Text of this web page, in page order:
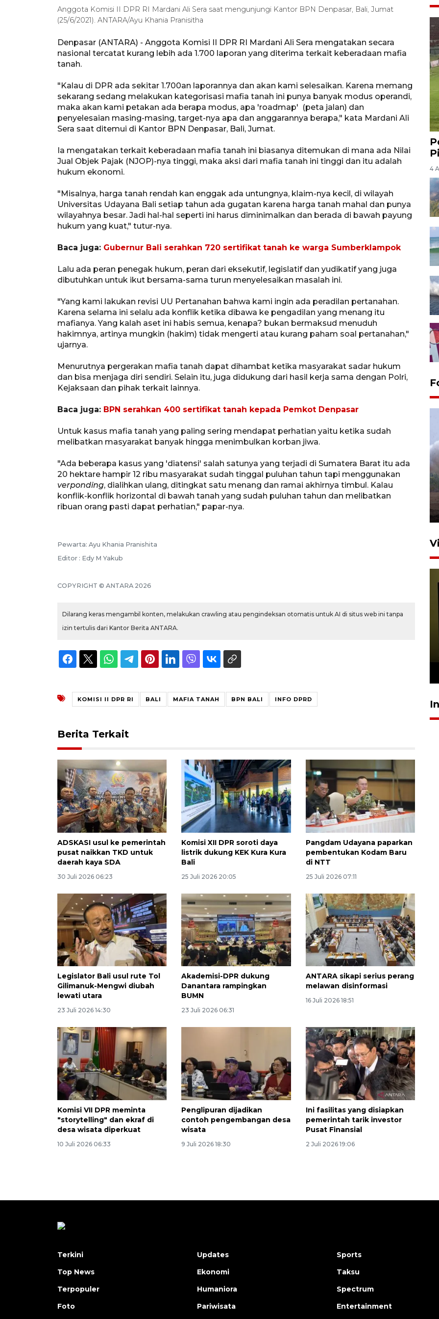
Anggota Komisi II DPR RI Mardani Ali Sera saat mengunjungi Kantor BPN Denpasar, Bali, Jumat
(25/6/2021). ANTARA/Ayu Khania Pranisitha
Denpasar (ANTARA) - Anggota Komisi II DPR RI Mardani Ali Sera mengatakan secara
nasional tercatat kurang lebih ada 1.700 laporan yang diterima terkait keberadaan mafia
tanah.
"Kalau di DPR ada sekitar 1.700an laporannya dan akan kami selesaikan. Karena memang
sekarang sedang melakukan kategorisasi mafia tanah ini punya banyak modus operandi,
maka akan kami petakan ada berapa modus, apa 'roadmap' (peta jalan) dan
penyelesaian masing-masing, target-nya apa dan anggarannya berapa," kata Mardani Ali
Sera saat ditemui di Kantor BPN Denpasar, Bali, Jumat.
Ia mengatakan terkait keberadaan mafia tanah ini biasanya ditemukan di mana ada Nilai
Jual Objek Pajak (NJOP)-nya tinggi, maka aksi dari mafia tanah ini tinggi dan itu adalah
hukum ekonomi.
"Misalnya, harga tanah rendah kan enggak ada untungnya, klaim-nya kecil, di wilayah
Universitas Udayana Bali setiap tahun ada gugatan karena harga tanah mahal dan punya
wilayahnya besar. Jadi hal-hal seperti ini harus diminimalkan dan berada di bawah payung
hukum yang kuat," tutur-nya.
Baca juga: Gubernur Bali serahkan 720 sertifikat tanah ke warga Sumberklampok
Lalu ada peran penegak hukum, peran dari eksekutif, legislatif dan yudikatif yang juga
dibutuhkan untuk ikut bersama-sama turun menyelesaikan masalah ini.
"Yang kami lakukan revisi UU Pertanahan bahwa kami ingin ada peradilan pertanahan.
Karena selama ini selalu ada konflik ketika dibawa ke pengadilan yang menang itu
mafianya. Yang kalah aset ini habis semua, kenapa? bukan bermaksud menuduh
hakimnya, artinya mungkin (hakim) tidak mengerti atau kurang paham soal pertanahan,"
ujarnya.
Menurutnya pergerakan mafia tanah dapat dihambat ketika masyarakat sadar hukum
dan bisa menjaga diri sendiri. Selain itu, juga didukung dari hasil kerja sama dengan Polri,
Kejaksaan dan pihak terkait lainnya.
Baca juga: BPN serahkan 400 sertifikat tanah kepada Pemkot Denpasar
Untuk kasus mafia tanah yang paling sering mendapat perhatian yaitu ketika sudah
melibatkan masyarakat banyak hingga menimbulkan korban jiwa.
"Ada beberapa kasus yang 'diatensi' salah satunya yang terjadi di Sumatera Barat itu ada
20 hektare hampir 12 ribu masyarakat sudah tinggal puluhan tahun tapi menggunakan
verponding, dialihkan ulang, ditingkat satu menang dan ramai akhirnya timbul. Kalau
konflik-konflik horizontal di bawah tanah yang sudah puluhan tahun dan melibatkan
ribuan orang pasti dapat perhatian," papar-nya.
Pewarta: Ayu Khania Pranishita
Editor : Edy M Yakub
COPYRIGHT © ANTARA 2026
Dilarang keras mengambil konten, melakukan crawling atau pengindeksan otomatis untuk AI di situs web ini tanpa
izin tertulis dari Kantor Berita ANTARA.
KOMISI II DPR RI BALI MAFIA TANAH BPN BALI INFO DPRD
Berita Terkait
ADSKASI usul ke pemerintah
pusat naikkan TKD untuk
daerah kaya SDA
30 Juli 2026 06:23
Komisi XII DPR soroti daya
listrik dukung KEK Kura Kura
Bali
25 Juli 2026 20:05
Pangdam Udayana paparkan
pembentukan Kodam Baru
di NTT
25 Juli 2026 07:11
Legislator Bali usul rute Tol
Gilimanuk-Mengwi diubah
lewati utara
23 Juli 2026 14:30
Akademisi-DPR dukung
Danantara rampingkan
BUMN
23 Juli 2026 06:31
ANTARA sikapi serius perang
melawan disinformasi
16 Juli 2026 18:51
Komisi VII DPR meminta
"storytelling" dan ekraf di
desa wisata diperkuat
10 Juli 2026 06:33
Penglipuran dijadikan
contoh pengembangan desa
wisata
9 Juli 2026 18:30
Ini fasilitas yang disiapkan
pemerintah tarik investor
Pusat Finansial
2 Juli 2026 19:06
4
Sebanyak 62 penumpang
selamat dari kebakaran KM
Mutiara Sentosa II
dikembalikan ke Surabaya
2026-08-05 15:00:00
Terkini
Top News
Terpopuler
Foto
Updates
Ekonomi
Humaniora
Pariwisata
Sports
Taksu
Spectrum
Entertainment